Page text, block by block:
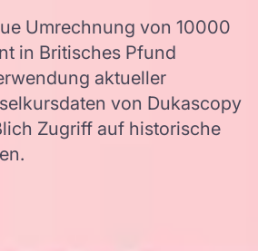
Umrechnung von 10000
in Britisches Pfund
aktueller
von Dukascopy
Zugriff auf historische